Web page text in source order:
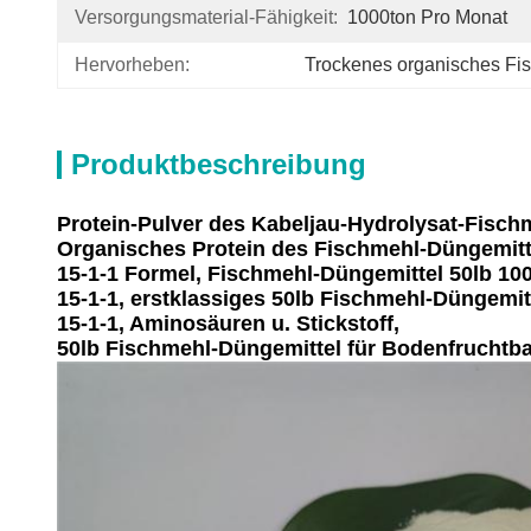
Versorgungsmaterial-Fähigkeit: 1000ton Pro Monat
Hervorheben: Trockenes organisches
Produktbeschreibung
Protein-Pulver des Kabeljau-Hydrolysat-
Organisches Protein des Fischmehl-
15-1-1 Formel, Fischmehl-Düngemittel 50lb
15-1-1, erstklassiges 50lb Fischmehl-
15-1-1, Aminosäuren u. Stickstoff,
50lb Fischmehl-Düngemittel für